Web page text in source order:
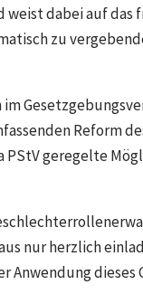
weist dabei auf
zu
im
Reform
PStV geregelte
nur herzlich
Anwendung dieses